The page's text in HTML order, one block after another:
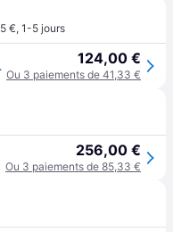
€, 1-5 jours
42 EU 124,00 €
Ou 3 paiements de 41,33 €
256,00 €
Ou 3 paiements de 85,33 €